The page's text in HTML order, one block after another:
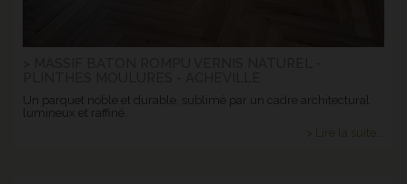
Un parquet noble et durable, sublimé par un cadre architectural
lumineux et raffiné.
> Lire la suite...